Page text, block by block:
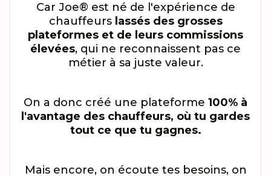
Car Joe® est né de l'expérience de
chauffeurs lassés des grosses
plateformes et de leurs commissions
élevées, qui ne reconnaissent pas ce
métier à sa juste valeur.
On a donc créé une plateforme 100% à
l'avantage des chauffeurs, où tu gardes
tout ce que tu gagnes.
Mais encore, on écoute tes besoins, on